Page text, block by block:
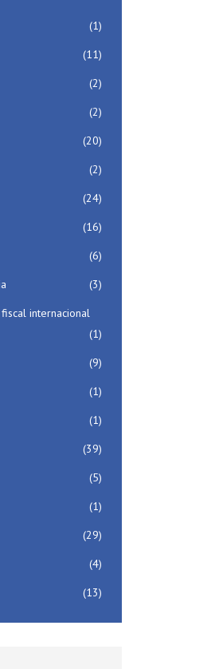
(1)
(11)
(2)
(2)
(20)
(2)
(24)
(16)
(6)
(3)
internacional
(1)
(9)
(1)
(1)
(39)
(5)
(1)
(29)
(4)
(13)